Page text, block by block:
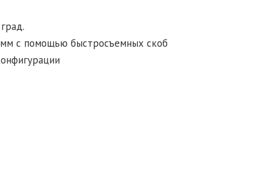
с помощью быстросъемных скоб